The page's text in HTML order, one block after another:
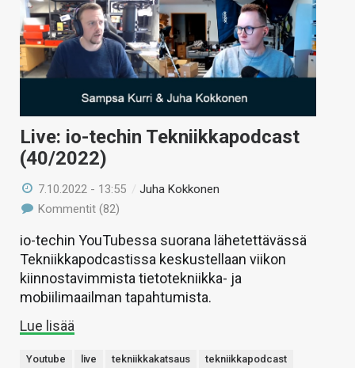
Live: io-techin Tekniikkapodcast
(40/2022)
7.10.2022 - 13:55 /Juha Kokkonen
Kommentit (82)
io-techin YouTubessa suorana lähetettävässä
Tekniikkapodcastissa keskustellaan viikon
kiinnostavimmista tietotekniikka- ja
mobiilimaailman tapahtumista.
Lue lisää
Youtube live tekniikkakatsaus
tekniikkapodcast